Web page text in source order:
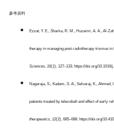
參考資料
Ezzat, Y. E., Sharka, R. M., Huzaimi, A. A., Al-
therapy in managing post-radiotherapy trismus in
Sciences, 16(1), 127–133. https://doi.org/10.1016/
Nagaraja, S., Kadam, S. A., Selvaraj, K.,
patients treated by telecobalt and effect of early
therapeutics, 12(2), 685–688. https://doi.org/